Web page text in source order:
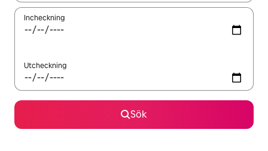
Incheckning
Utcheckning
Sök